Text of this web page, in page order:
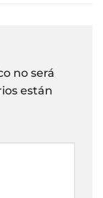
no será
están